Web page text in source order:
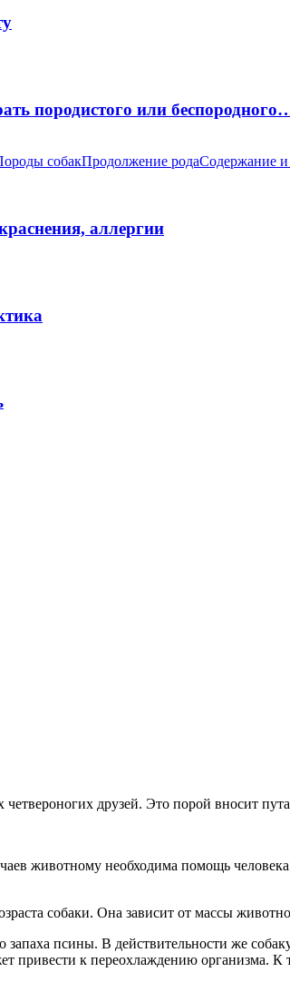
породистого или
собакПродолжение родаСодержание и
аллергии
друзей. Это порой вносит
животному необходима помощь
собаки. Она зависит от массы
псины. В действительности же
привести к переохлаждению организма.